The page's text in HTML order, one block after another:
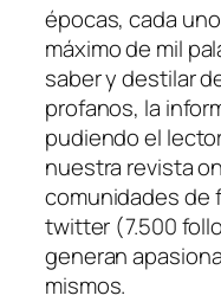
épocas, cada
máximo de mil
saber y destilar
profanos, la
pudiendo el
nuestra revista
comunidades de
twitter (7.500
generan
mismos.